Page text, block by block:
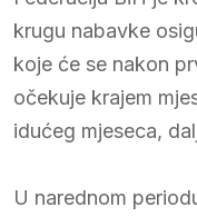
krugu nabavke
koje će se nakon
očekuje krajem
idućeg mjeseca,
U narednom